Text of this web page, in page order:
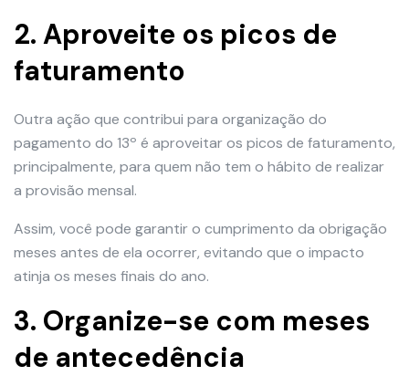
2. Aproveite os picos de
faturamento
Outra ação que contribui para organização do
pagamento do 13º é aproveitar os picos de faturamento,
principalmente, para quem não tem o hábito de realizar
a provisão mensal.
Assim, você pode garantir o cumprimento da obrigação
meses antes de ela ocorrer, evitando que o impacto
atinja os meses finais do ano.
3. Organize-se com meses
de antecedência